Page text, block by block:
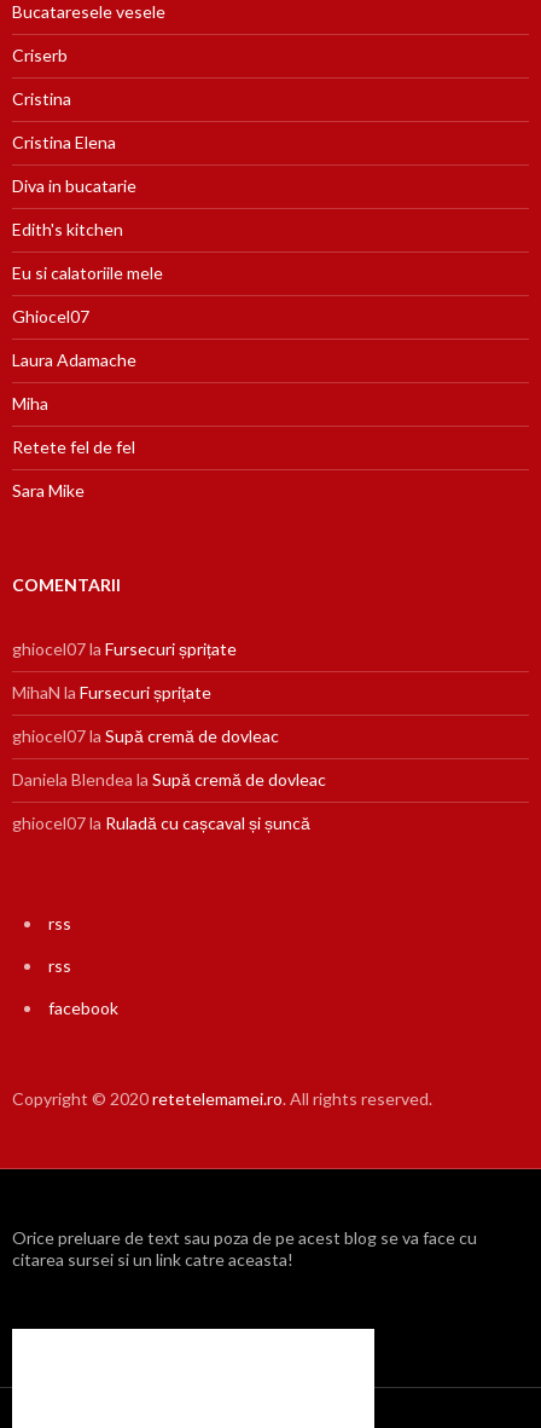
Bucataresele vesele
Criserb
Cristina
Cristina Elena
Diva in bucatarie
Edith's kitchen
Eu si calatoriile mele
Ghiocel07
Laura Adamache
Miha
Retete fel de fel
Sara Mike
COMENTARII
ghiocel07la Fursecuri șprițate
MihaN la Fursecuri șprițate
ghiocel07la Supă cremă de dovleac
Daniela Blendea la Supă cremă de dovleac
ghiocel07la Ruladă cu cașcaval și șuncă
rss
rss
facebook
Copyright © 2020retetelemamei.ro. All rights reserved.
Orice preluare de text sau poza de pe acest blog se va face cu
citarea sursei si un link catre aceasta!